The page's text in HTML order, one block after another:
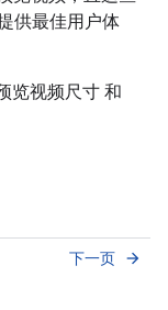
供最佳用户体
览视频尺寸 和
下一页 arrow_forward